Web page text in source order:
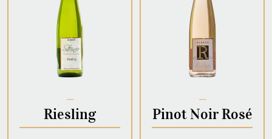
─
Riesling
─
Pinot Noir Rosé